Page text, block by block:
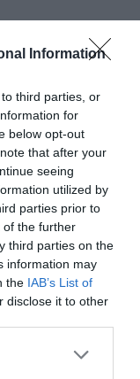
Information
third parties, or
for
below opt-out
that after your
seeing
utilized by
parties prior to
of the further
third parties on the
information may
the IAB’s List of
disclose it to other